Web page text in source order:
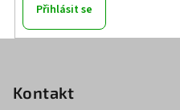
Přihlásit se
Kontakt